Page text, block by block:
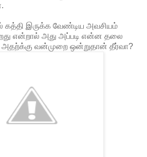
கத்தி இருக்க வேண்டிய அவசியம்
என்றால் அது அப்படி என்ன தலை
அதற்க்கு வன்முறை ஒன்றுதான் தீர்வா?